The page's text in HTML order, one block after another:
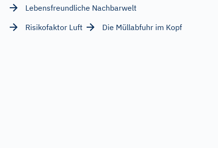
Lebensfreundliche Nachbarwelt
Risikofaktor Luft
Die Müllabfuhr im Kopf